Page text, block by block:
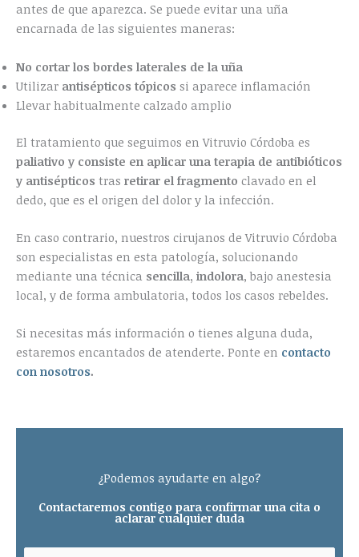
antes de que aparezca. Se puede evitar una uña
encarnada de las siguientes maneras:
No cortar los bordes laterales de la uña
Utilizar antisépticos tópicos si aparece inflamación
Llevar habitualmente calzado amplio
El tratamiento que seguimos en Vitruvio Córdoba es
paliativo y consiste en aplicar una terapia de antibióticos
y antisépticos tras retirar el fragmento clavado en el
dedo, que es el origen del dolor y la infección.
En caso contrario, nuestros cirujanos de Vitruvio Córdoba
son especialistas en esta patología, solucionando
mediante una técnica sencilla, indolora, bajo anestesia
local, y de forma ambulatoria, todos los casos rebeldes.
Si necesitas más información o tienes alguna duda,
estaremos encantados de atenderte. Ponte en contacto
con nosotros.
¿Podemos ayudarte en algo?
Contactaremos contigo para confirmar una cita o
aclarar cualquier duda